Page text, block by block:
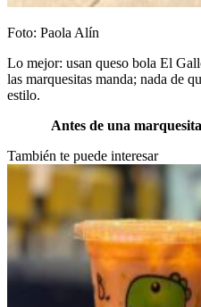
Foto: Paola Alín
Lo mejor: usan queso bola El
las marquesitas manda; nada de
estilo.
Antes de una
También te puede interesar